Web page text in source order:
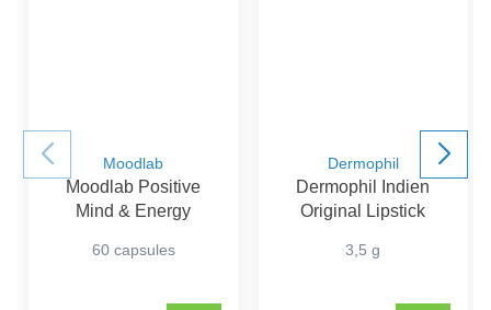
Moodlab
Moodlab Positive
Mind & Energy
60 capsules
Dermophil
Dermophil Indien
Original Lipstick
3,5 g